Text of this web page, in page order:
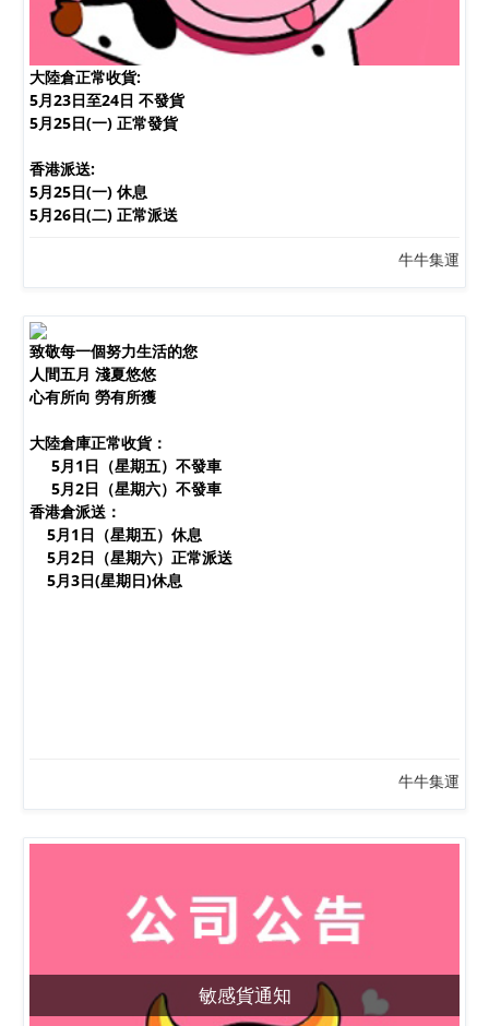
大陸倉正常收貨:
5月23日至24日 不發貨
5月25日(一) 正常發貨
香港派送:
5月25日(一) 休息
5月26日(二) 正常派送
牛牛集運
五一假期通知
致敬每一個努力生活的您
人間五月 淺夏悠悠
心有所向 勞有所獲
大陸倉庫正常收貨：
5月1日（星期五）不發車
5月2日（星期六）不發車
香港倉派送：
5月1日（星期五）休息
5月2日（星期六）正常派送
5月3日(星期日)休息
牛牛集運
敏感貨通知